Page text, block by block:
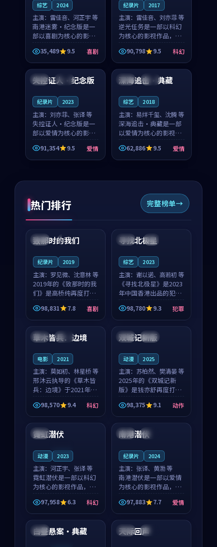
综艺 2024
主演： 雷佳音、河正宇 等
南港迷雾·纪念版是一
部以喜剧为核心的影视
作品，围绕危机、反转
与人物成长展开，整体
节奏紧凑，值得推荐观
看。
35,489 9.5 喜剧
纪录片 2017
主演： 雷佳音、刘亦菲 等
逆光任务是一部以科幻
为核心的影视作品，围
绕危机、反转与人物成
长展开，整体节奏紧
凑，值得推荐观看。
90,798 9.5 科幻
泰国 高分
失控证人·纪念版
纪录片 2023
主演： 刘亦菲、张译 等
失控证人·纪念版是一
部以爱情为核心的影视
作品，围绕危机、反转
与人物成长展开，整体
节奏紧凑，值得推荐观
91,354 9.5 爱情
中国 完结
深海追击·典藏
综艺 2018
主演： 易烊千玺、沈腾 等
深海追击·典藏是一部
以爱情为核心的影视作
品，围绕危机、反转与
人物成长展开，整体节
奏紧凑，值得推荐观
62,886 9.5 爱情
热门排行 完整榜单
中国 4K
99:22
致那时的我们
纪录片 2019
主演： 罗见微、沈意林 等
2019年的《致那时的我
们》是高桥纯再度打磨
的喜剧佳作。中国大陆
的取景与都市寓言的氛
围相互成就，罗见微与
沈意林的对手戏自然克
制，让整部影片在悬
98,831 7.8 喜剧
中国 4K
99:18
寻找北极星
综艺 2023
主演： 谢以诺、高若初 等
《寻找北极星》是2023
年中国香港出品的犯罪
新作，主创团队希望用
公路冒险的故事让观众
停下来想一想。谢以诺
领衔，高若初担任重要
角色，戚南柯的叙事
98,780 9.3 犯罪
泰国 独播
草木皆兵：边境
电影 2021
主演： 莫如初、林星桥 等
邢沐云执导的《草木皆
兵：边境》于2021年面
世，泰国的城市气质与
校园青春的人物心境共
同构筑了影片基调。莫
如初、林星桥用细腻的
表演撑起整部科幻电
98,570 9.4 科幻
中国 独播
双城记新版
动漫 2025
主演： 苏柏然、樊清晏 等
2025年的《双城记新
版》是钱亦舒再度打磨
的动作佳作。中国大陆
的取景与沙漠探险的氛
围相互成就，苏柏然与
樊清晏的对手戏自然克
制，让整部影片在悬念
98,375 9.1 动作
中国
霓虹潜伏
动漫 2023
主演： 河正宇、张译 等
霓虹潜伏是一部以科幻
为核心的影视作品，围
绕危机、反转与人物成
长展开，整体节奏紧
凑，值得推荐观看。
97,958 6.3 科幻
日本 杜比
南港潜伏
纪录片 2024
主演： 张译、黄渤 等
南港潜伏是一部以爱情
为核心的影视作品，围
绕危机、反转与人物成
长展开，整体节奏紧
凑，值得推荐观看。
97,883 7.7 爱情
中国
白昼悬案·典藏 英国 独播
天际回声